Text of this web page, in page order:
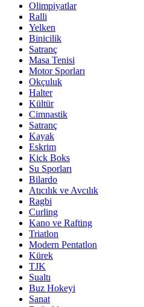
Olimpiyatlar
Ralli
Yelken
Binicilik
Satranç
Masa Tenisi
Motor Sporları
Okçuluk
Halter
Kültür
Cimnastik
Satranç
Kayak
Eskrim
Kick Boks
Su Sporları
Bilardo
Atıcılık ve Avcılık
Ragbi
Curling
Kano ve Rafting
Triatlon
Modern Pentatlon
Kürek
TJK
Sualtı
Buz Hokeyi
Sanat